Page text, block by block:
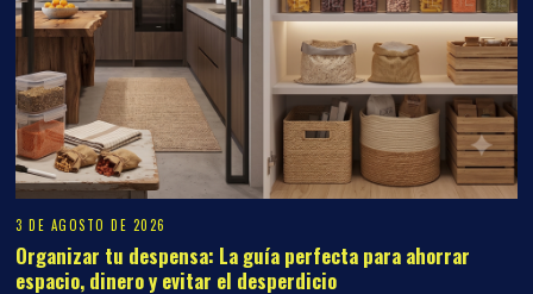
3 DE AGOSTO DE 2026
Organizar tu despensa: La guía perfecta para ahorrar
espacio, dinero y evitar el desperdicio